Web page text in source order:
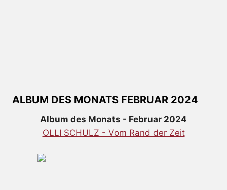
ALBUM DES MONATS FEBRUAR 2024
Album des Monats - Februar 2024
OLLI SCHULZ - Vom Rand der Zeit